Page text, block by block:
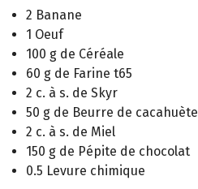
2 Banane
1 Oeuf
100 g de Céréale
60 g de Farine t65
2 c. à s. de Skyr
50 g de Beurre de cacahuète
2 c. à s. de Miel
150 g de Pépite de chocolat
0.5 Levure chimique